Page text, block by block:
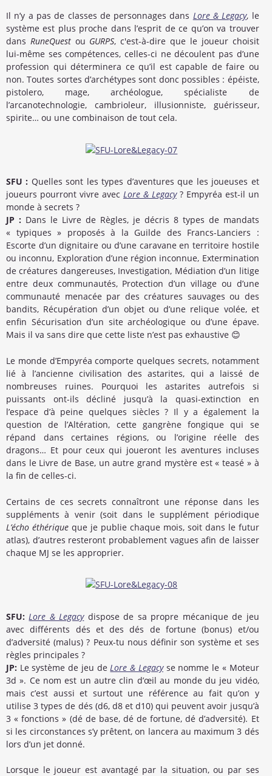
Il n’y a pas de classes de personnages dans Lore & Legacy, le
système est plus proche dans l’esprit de ce qu’on va trouver
dans RuneQuestou GURPS, c'est-à-dire que le joueur choisit
lui-même ses compétences, celles-ci ne découlent pas d’une
profession qui déterminera ce qu’il est capable de faire ou
non. Toutes sortes d’archétypes sont donc possibles : épéiste,
pistolero, mage, archéologue, spécialiste de
l’arcanotechnologie, cambrioleur, illusionniste, guérisseur,
spirite… ou une combinaison de tout cela.
SFU : Quelles sont les types d’aventures que les joueuses et
joueurs pourront vivre avec Lore & Legacy? Empyréa est-il un
monde à secrets ?
JP : Dans le Livre de Règles, je décris 8 types de mandats
« typiques » proposés à la Guilde des Francs-Lanciers :
Escorte d’un dignitaire ou d’une caravane en territoire hostile
ou inconnu, Exploration d’une région inconnue, Extermination
de créatures dangereuses, Investigation, Médiation d’un litige
entre deux communautés, Protection d’un village ou d’une
communauté menacée par des créatures sauvages ou des
bandits, Récupération d’un objet ou d’une relique volée, et
enfin Sécurisation d’un site archéologique ou d’une épave.
Mais il va sans dire que cette liste n’est pas exhaustive 😊
Le monde d’Empyréa comporte quelques secrets, notamment
lié à l’ancienne civilisation des astarites, qui a laissé de
nombreuses ruines. Pourquoi les astarites autrefois si
puissants ont-ils décliné jusqu’à la quasi-extinction en
l’espace d’à peine quelques siècles ? Il y a également la
question de l’Altération, cette gangrène fongique qui se
répand dans certaines régions, ou l’origine réelle des
dragons… Et pour ceux qui joueront les aventures incluses
dans le Livre de Base, un autre grand mystère est « teasé » à
la fin de celles-ci.
Certains de ces secrets connaîtront une réponse dans les
suppléments à venir (soit dans le supplément périodique
L’écho éthériqueque je publie chaque mois, soit dans le futur
atlas), d’autres resteront probablement vagues afin de laisser
chaque MJ se les approprier.
SFU: Lore & Legacydispose de sa propre mécanique de jeu
avec différents dés et des dés de fortune (bonus) et/ou
d’adversité (malus) ? Peux-tu nous définir son système et ses
règles principales ?
JP: Le système de jeu de Lore & Legacy se nomme le « Moteur
3d ». Ce nom est un autre clin d’œil au monde du jeu vidéo,
mais c’est aussi et surtout une référence au fait qu’on y
utilise 3 types de dés (d6, d8 et d10) qui peuvent avoir jusqu’à
3 « fonctions » (dé de base, dé de fortune, dé d’adversité). Et
si les circonstances s’y prêtent, on lancera au maximum 3 dés
lors d’un jet donné.
Lorsque le joueur est avantagé par la situation, ou par ses